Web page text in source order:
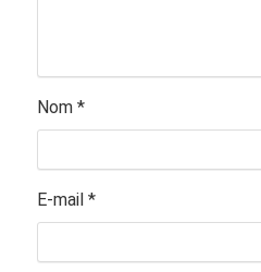
Nom *
E-mail *